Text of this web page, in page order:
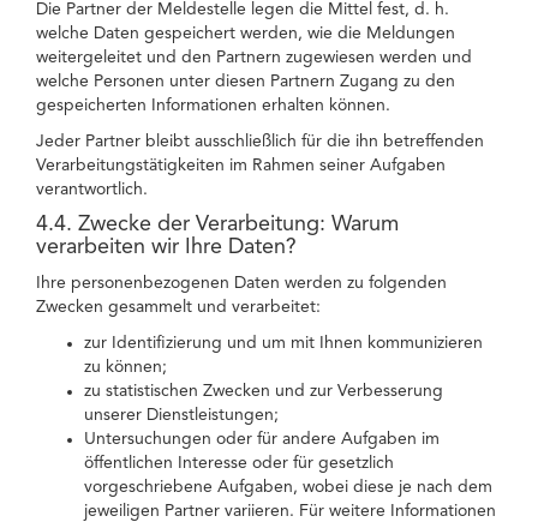
Die Partner der Meldestelle legen die Mittel fest, d. h.
welche Daten gespeichert werden, wie die Meldungen
weitergeleitet und den Partnern zugewiesen werden und
welche Personen unter diesen Partnern Zugang zu den
gespeicherten Informationen erhalten können.
Jeder Partner bleibt ausschließlich für die ihn betreffenden
Verarbeitungstätigkeiten im Rahmen seiner Aufgaben
verantwortlich.
4.4. Zwecke der Verarbeitung: Warum
verarbeiten wir Ihre Daten?
Ihre personenbezogenen Daten werden zu folgenden
Zwecken gesammelt und verarbeitet:
zur Identifizierung und um mit Ihnen kommunizieren
zu können;
zu statistischen Zwecken und zur Verbesserung
unserer Dienstleistungen;
Untersuchungen oder für andere Aufgaben im
öffentlichen Interesse oder für gesetzlich
vorgeschriebene Aufgaben, wobei diese je nach dem
jeweiligen Partner variieren. Für weitere Informationen